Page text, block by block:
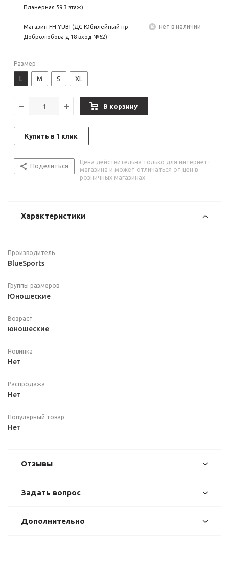
Планерная 59 3 этаж)
Магазин FH YUBI (ДС Юбилейный пр
Добролюбова д.18 вход №62)
Нет в наличии
Размер
L M S XL
В корзину
Купить в 1 клик
Поделиться
Цена действительна только для интернет-
магазина и может отличаться от цен в
розничных магазинах
Характеристики
Производитель
BlueSports
Группы размеров
Юношеские
Возраст
юношеские
Новинка
Нет
Распродажа
Нет
Популярный товар
Нет
Отзывы
Задать вопрос
Дополнительно